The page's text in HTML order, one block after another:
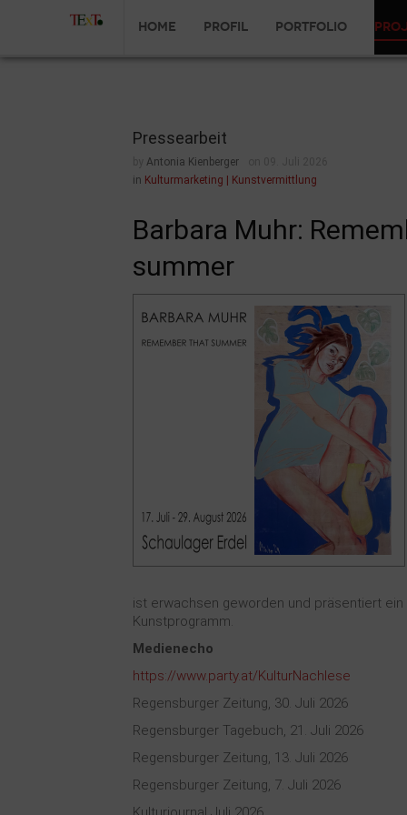
Home Profil Portfolio
Pressearbeit
Antonia Kienberger
in Kulturmarketing | Kunstvermittlung
Barbara Muhr:
summer
ist erwachsen geworden und präsentiert ein
Kunstprogramm.
Medienecho
https://www.party.at/KulturNachlese
Regensburger Zeitung, 30. Juli 2026
Regensburger Tagebuch, 21. Juli 2026
Regensburger Zeitung, 13. Juli 2026
Regensburger Zeitung, 7. Juli 2026